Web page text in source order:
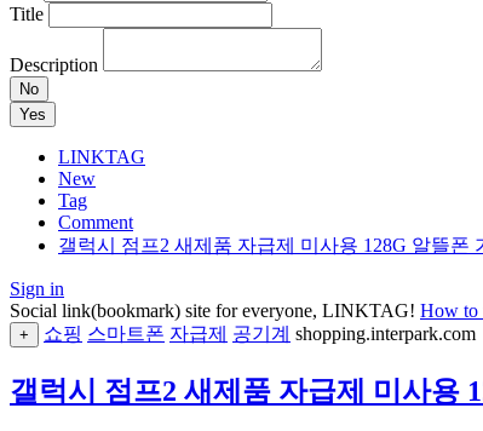
Title
Description
No
Yes
LINKTAG
New
Tag
Comment
갤럭시 점프2 새제품 자급제 미사용 128G 알뜰폰
Sign in
Social link(bookmark) site for everyone, LINKTAG! How to
+ 쇼핑 스마트폰 자급제 공기계 shopping.interpark.com
갤럭시 점프2 새제품 자급제 미사용